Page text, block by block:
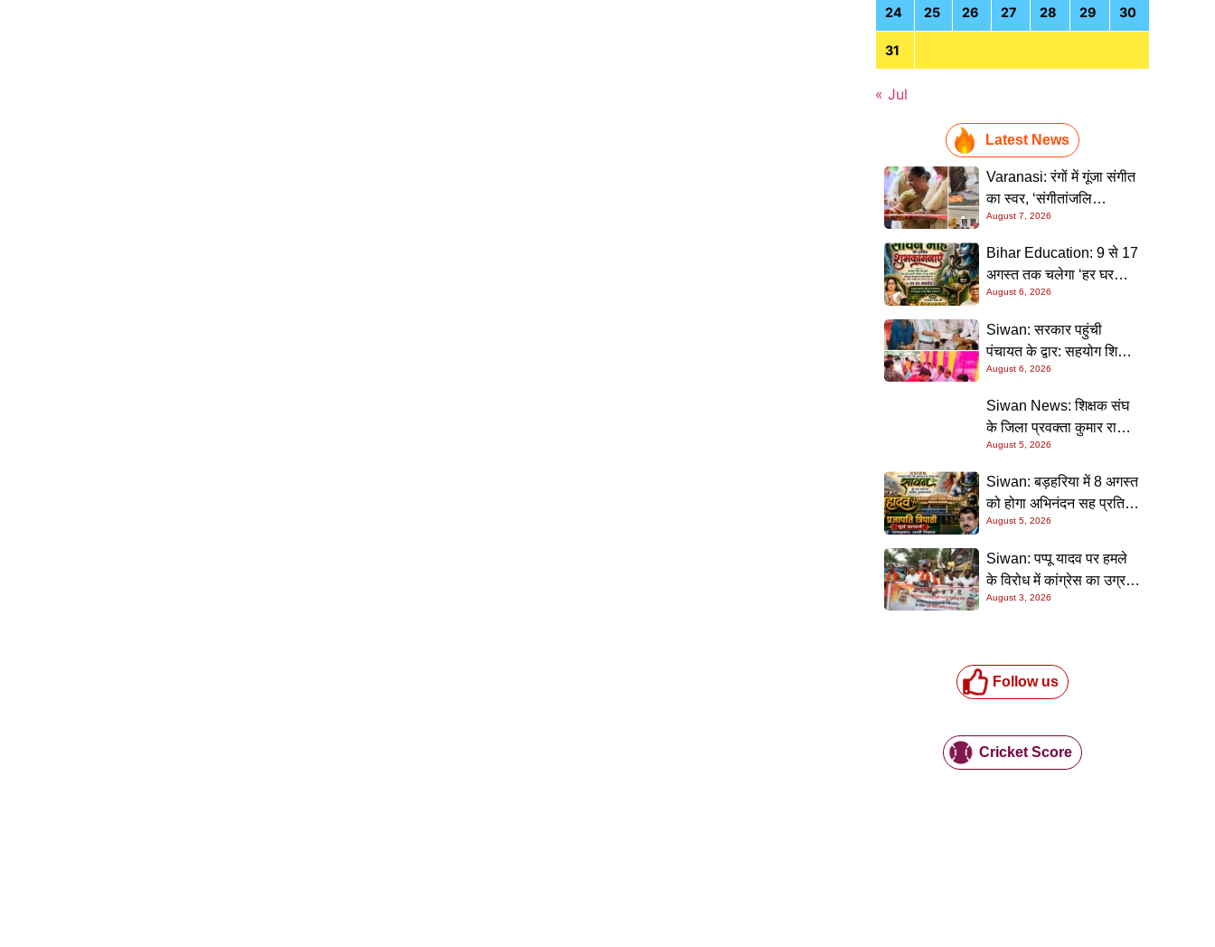
24 25 26 27 28 29 30
31
« Jul
Latest News
Varanasi: रंगों में गूंजा संगीत
का स्वर, ‘संगीतांजलि
चित्रकला प्रदर्शनी’ ने कला
प्रेमियों को किया मंत्रमुग्ध
August 7, 2026
Bihar Education: 9 से 17
अगस्त तक चलेगा ‘हर घर
तिरंगा-2026’ अभियान, सभी
निर्देश
August 6, 2026
Siwan: सरकार पहुंची
पंचायत के द्वार: सहयोग शिविर
में मौके पर सुलझीं कई
समस्याएं, 30 दिन में समाधान
की गारंटी
August 6, 2026
Siwan News: शिक्षक संघ
के जिला प्रवक्ता कुमार राज
कपूर ‘टीपू’ को जन्मदिन पर
मिली शुभकामनाओं की सौगात
August 5, 2026
Siwan: बड़हरिया में 8 अगस्त
को होगा अभिनंदन सह प्रतिभा
सम्मान समारोह
August 5, 2026
Siwan: पप्पू यादव पर हमले
के विरोध में कांग्रेस का उग्र
प्रदर्शन, सिवान में अमित शाह
August 3, 2026
Follow us
Cricket Score